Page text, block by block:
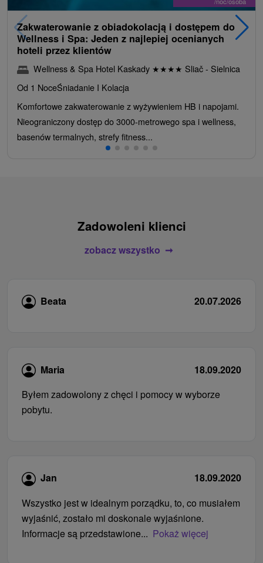
Zakwaterowanie z obiadokolacją i dostępem do
Wellness i Spa: Jeden z najlepiej ocenianych
hoteli przez klientów
Wellness & Spa Hotel Kaskady ★★★★ Sliač - Sielnica
Od 1 NoceŚniadanie I Kolacja
Komfortowe zakwaterowanie z wyżywieniem HB i napojami.
Nieograniczony dostęp do 3000-metrowego spa i wellness,
basenów termalnych, strefy fitness...
Zadowoleni klienci
zobacz wszystko
Beata 20.07.2026
Maria
18.09.2020
Byłem zadowolony z chęci i pomocy w wyborze
pobytu.
Jan
18.09.2020
Wszystko jest w idealnym porządku, to, co musiałem
wyjaśnić, zostało mi doskonale wyjaśnione.
Informacje są przedstawione... Pokaż więcej